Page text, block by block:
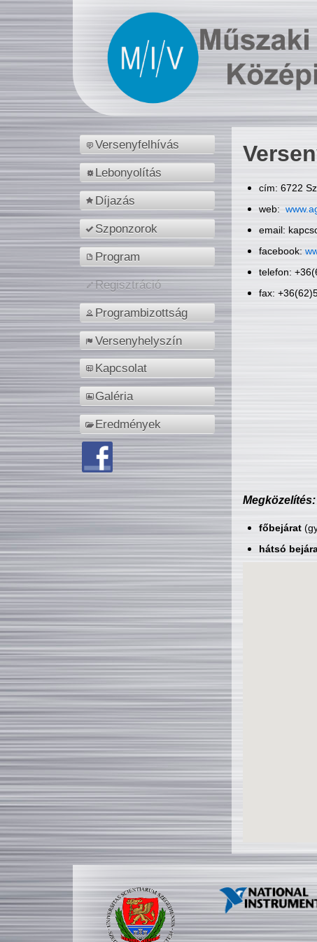
Versenyfelhívás
Lebonyolítás
Díjazás
Szponzorok
Program
Regisztráció
Programbizottság
Versenyhelyszín
Kapcsolat
Galéria
Eredmények
cím: 6722
web:
email:
facebook:
telefon:
fax:
Megközelítés:
főbejárat
hátsó